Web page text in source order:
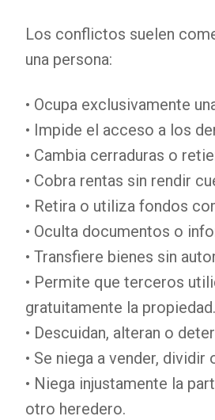
Los conflictos suelen
una persona:
• Ocupa exclusivamente
• Impide el acceso a los
• Cambia cerraduras o
• Cobra rentas sin rendir
• Retira o utiliza fondos
• Oculta documentos o
• Transfiere bienes sin
• Permite que terceros
gratuitamente la propiedad.
• Descuidan, alteran o
• Se niega a vender, dividir
• Niega injustamente la
otro heredero.